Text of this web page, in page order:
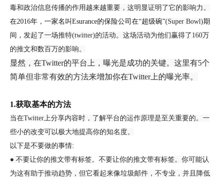
毒和政治信息传播的作用越来越重要，这明显证明了它的影响力。
在2016年，一家名叫Esurance的保险公司在“超级碗”(Super Bowl)期
间， 发起了一场推特(twitter)的活动。这场活动为他们赢得了 160万
的推文和数百万的影响。
显然，在Twitter的平台上，曝光是成功的关键。这里有5个
简单但非常有效的方法来增加你在Twitter上的曝光率。
1.获取基本的方法
当在Twitter上分享内容时，了解平台的运作原理是至关重要的。 一
些小的改变可以极大地提高你的知名度。
以下是不要做的事情:
● 不要让你的推文带有标签。 不要让你的推文带有标签。你可能认
为这有助于推动趋势 ，但它看起来像垃圾邮件，不专业，并且降低